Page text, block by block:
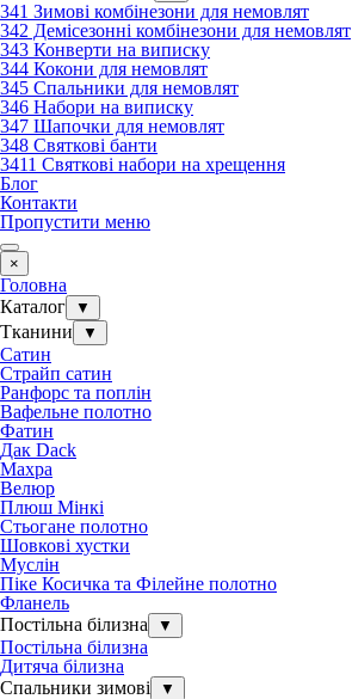
341 Зимові комбінезони для немовлят
342 Демісезонні комбінезони для немовлят
343 Конверти на виписку
344 Кокони для немовлят
345 Спальники для немовлят
346 Набори на виписку
347 Шапочки для немовлят
348 Святкові банти
3411 Святкові набори на хрещення
Блог
Контакти
Пропустити меню
×
Головна
Каталог
▼
Тканини ▼
Сатин
Страйп сатин
Ранфорс та поплін
Вафельне полотно
Фатин
Дак Dack
Махра
Велюр
Плюш Мінкі
Стьогане полотно
Шовкові хустки
Муслін
Піке Косичка та Філейне полотно
Фланель
Постільна білизна
▼
Постільна білизна
Дитяча білизна
Спальники зимові
▼